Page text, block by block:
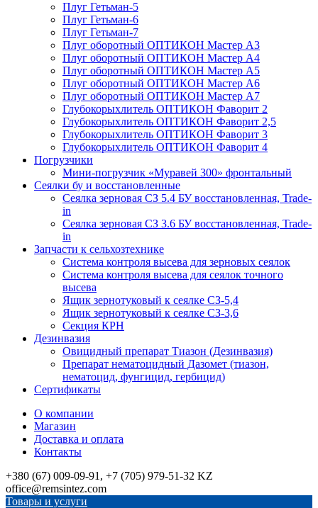
Плуг Гетьман-5
Плуг Гетьман-6
Плуг Гетьман-7
Плуг оборотный ОПТИКОН Мастер А3
Плуг оборотный ОПТИКОН Мастер А4
Плуг оборотный ОПТИКОН Мастер А5
Плуг оборотный ОПТИКОН Мастер А6
Плуг оборотный ОПТИКОН Мастер А7
Глубокорыхлитель ОПТИКОН Фаворит 2
Глубокорыхлитель ОПТИКОН Фаворит 2,5
Глубокорыхлитель ОПТИКОН Фаворит 3
Глубокорыхлитель ОПТИКОН Фаворит 4
Погрузчики
Мини-погрузчик «Муравей 300» фронтальный
Сеялки бу и восстановленные
Сеялка зерновая СЗ 5.4 БУ восстановленная, Trade-
in
Сеялка зерновая СЗ 3.6 БУ восстановленная, Trade-
in
Запчасти к сельхозтехнике
Система контроля высева для зерновых сеялок
Система контроля высева для сеялок точного
высева
Ящик зернотуковый к сеялке СЗ-5,4
Ящик зернотуковый к сеялке СЗ-3,6
Секция КРН
Дезинвазия
Овицидный препарат Тиазон (Дезинвазия)
Препарат нематоцидный Дазомет (тиазон,
нематоцид, фунгицид, гербицид)
Сертификаты
О компании
Магазин
Доставка и оплата
Контакты
+380 (67) 009-09-91, +7 (705) 979-51-32 KZ
office@remsintez.com
Товары и услуги